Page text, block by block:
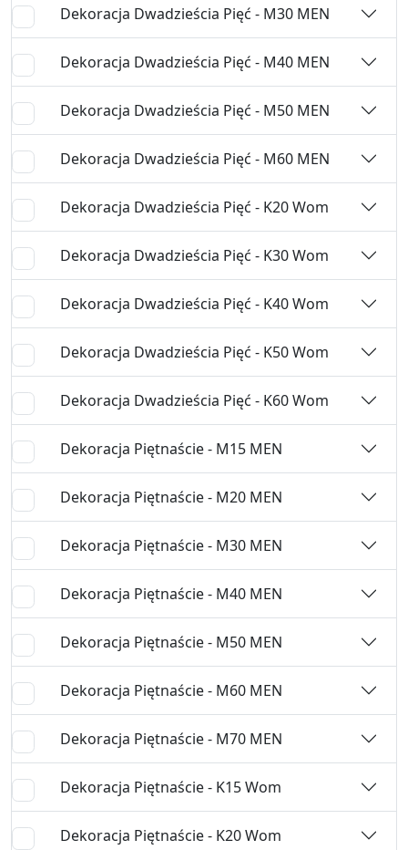
Dekoracja Dwadzieścia Pięć - M30 MEN
Dekoracja Dwadzieścia Pięć - M40 MEN
Dekoracja Dwadzieścia Pięć - M50 MEN
Dekoracja Dwadzieścia Pięć - M60 MEN
Dekoracja Dwadzieścia Pięć - K20 Wom
Dekoracja Dwadzieścia Pięć - K30 Wom
Dekoracja Dwadzieścia Pięć - K40 Wom
Dekoracja Dwadzieścia Pięć - K50 Wom
Dekoracja Dwadzieścia Pięć - K60 Wom
Dekoracja Piętnaście - M15 MEN
Dekoracja Piętnaście - M20 MEN
Dekoracja Piętnaście - M30 MEN
Dekoracja Piętnaście - M40 MEN
Dekoracja Piętnaście - M50 MEN
Dekoracja Piętnaście - M60 MEN
Dekoracja Piętnaście - M70 MEN
Dekoracja Piętnaście - K15 Wom
Dekoracja Piętnaście - K20 Wom